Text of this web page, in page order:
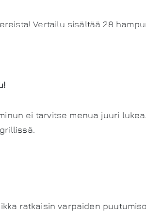
Vertailu sisältää 28
ei tarvitse menua juuri
ratkaisin varpaiden